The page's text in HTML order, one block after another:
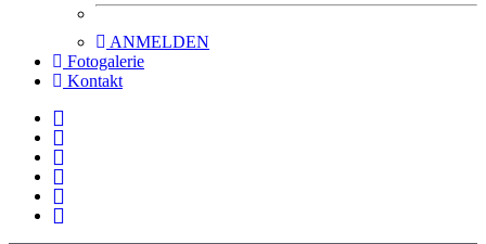
ANMELDEN
Fotogalerie
Kontakt